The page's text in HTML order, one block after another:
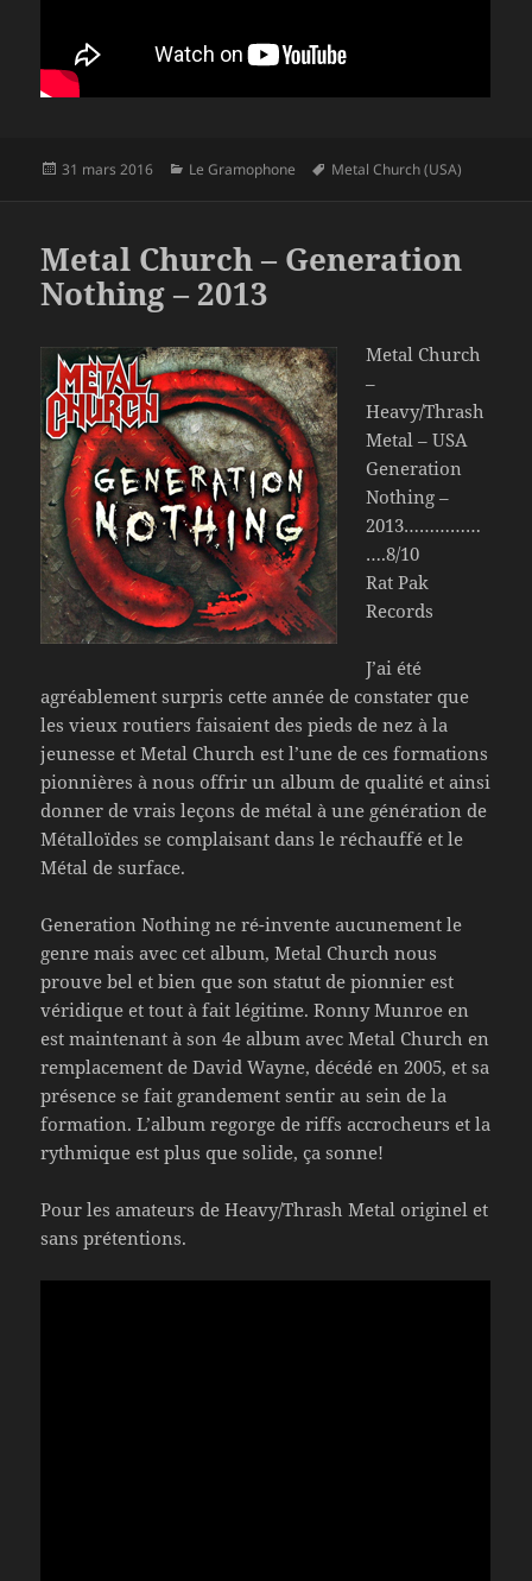
Publié
31 mars 2016 Catégories
Le Gramophone
Mots-
Metal Church (USA)
Metal Church – Generation
Nothing – 2013
Metal Church
–
Heavy/Thrash
Metal – USA
Generation
Nothing –
2013……………
….8/10
Rat Pak
Records
J’ai été
agréablement surpris cette année de constater que
les vieux routiers faisaient des pieds de nez à la
jeunesse et Metal Church est l’une de ces formations
pionnières à nous offrir un album de qualité et ainsi
donner de vrais leçons de métal à une génération de
Métalloïdes se complaisant dans le réchauffé et le
Métal de surface.
Generation Nothing ne ré-invente aucunement le
genre mais avec cet album, Metal Church nous
prouve bel et bien que son statut de pionnier est
véridique et tout à fait légitime. Ronny Munroe en
est maintenant à son 4e album avec Metal Church en
remplacement de David Wayne, décédé en 2005, et sa
présence se fait grandement sentir au sein de la
formation. L’album regorge de riffs accrocheurs et la
rythmique est plus que solide, ça sonne!
Pour les amateurs de Heavy/Thrash Metal originel et
sans prétentions.